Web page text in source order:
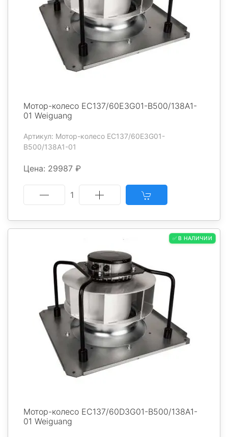
Мотор-колесо EC137/60E3G01-B500/138A1-
01 Weiguang
Артикул: Мотор-колесо EC137/60E3G01-
B500/138A1-01
Цена: 29987 ₽
1
✅ В НАЛИЧИИ
Мотор-колесо EC137/60D3G01-B500/138A1-
01 Weiguang